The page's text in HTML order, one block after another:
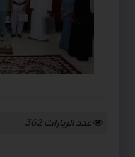
عدد الزيارات362